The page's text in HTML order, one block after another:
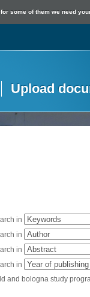
some of them we need
Upload
in
in
in
in
and bologna study